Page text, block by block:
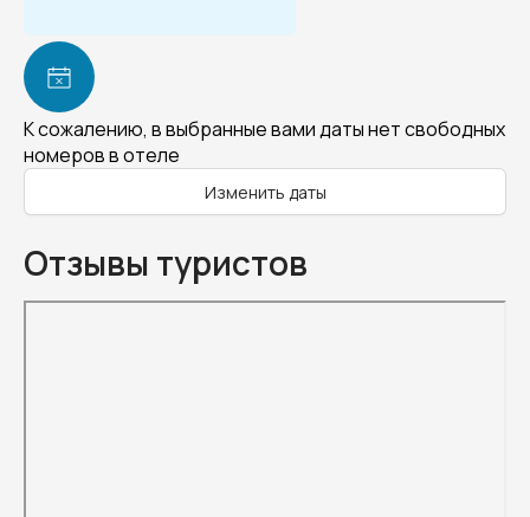
К сожалению, в выбранные вами даты нет свободных
номеров в отеле
Изменить даты
Отзывы туристов